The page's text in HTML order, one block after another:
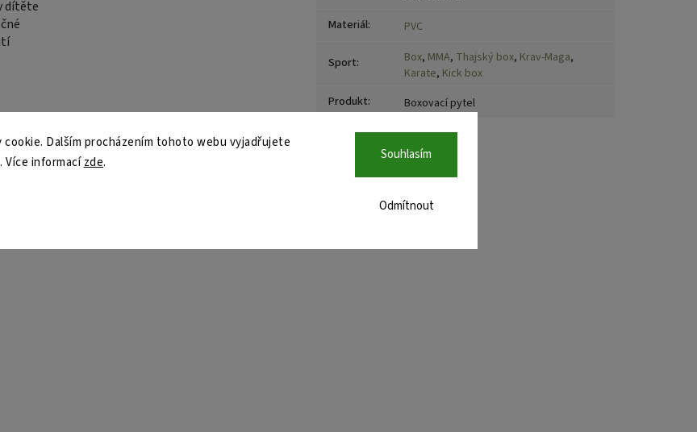
Dalším procházením tohoto webu vyjadřujete
Více informacízde.
Odmítnout
Souhlasím
dítěte
Materiál: PVC
Sport: Box, MMA, Thajský box, Krav-Maga,
Karate, Kick box
Produkt: Boxovací pytel